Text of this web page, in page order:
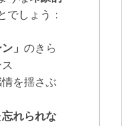
でしょう：
」 のきら
を揺さぶ
忘れられな